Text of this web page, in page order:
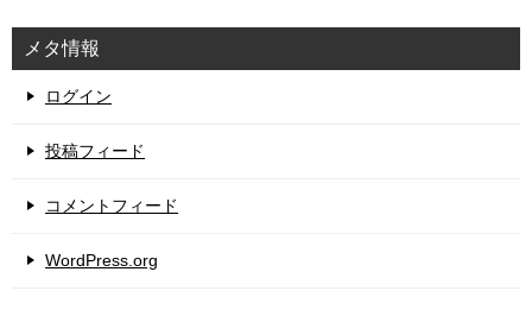
メタ情報
ログイン
投稿フィード
コメントフィード
WordPress.org